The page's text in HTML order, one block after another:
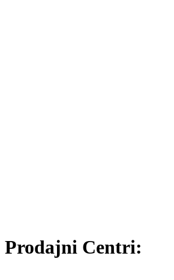
Prodajni Centri: